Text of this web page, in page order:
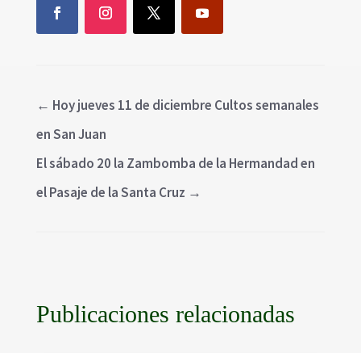
← Hoy jueves 11 de diciembre Cultos semanales
en San Juan
El sábado 20 la Zambomba de la Hermandad en
el Pasaje de la Santa Cruz →
Publicaciones relacionadas